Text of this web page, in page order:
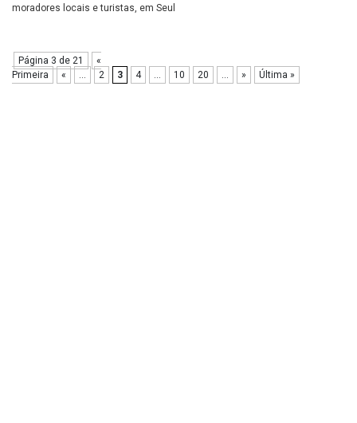
moradores locais e turistas, em Seul
Página 3 de 21
«
Primeira
« ... 2 3 4 ... 10 20 ... » Última »